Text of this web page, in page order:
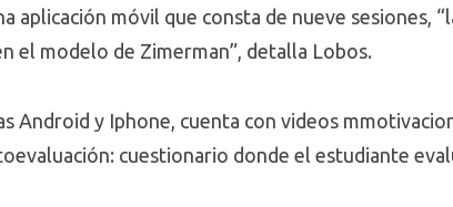
aplicación móvil que consta de nueve sesiones,
el modelo de Zimerman”, detalla Lobos.
Android y Iphone, cuenta con videos
cuestionario donde el estudiante